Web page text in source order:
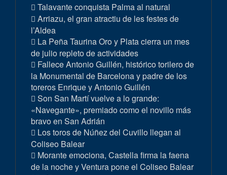
Talavante conquista Palma al natural
Arriazu, el gran atractiu de les festes de
l’Aldea
La Peña Taurina Oro y Plata cierra un mes
de julio repleto de actividades
Fallece Antonio Guillén, histórico torilero de
la Monumental de Barcelona y padre de los
toreros Enrique y Antonio Guillén
Son San Martí vuelve a lo grande:
«Navegante», premiado como el novillo más
bravo en San Adrián
Los toros de Núñez del Cuvillo llegan al
Coliseo Balear
Morante emociona, Castella firma la faena
de la noche y Ventura pone el Coliseo Balear